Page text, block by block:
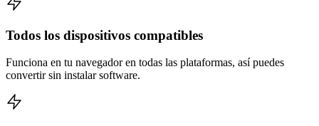
Todos los dispositivos compatibles
Funciona en tu navegador en todas las plataformas, así puedes
convertir sin instalar software.